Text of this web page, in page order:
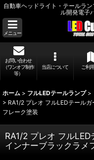
自動車ヘッドライト・テールラ
ル開発電子
メニュー
お問い合わせ
（ワンオフ制作
等）
当店について ご利
ホーム > フルLEDテールランプ >
> RA1/2 プレオ フルLEDテール
フレーク塗装
RA1/2 プレオ フルLED
インナーブラックラメ